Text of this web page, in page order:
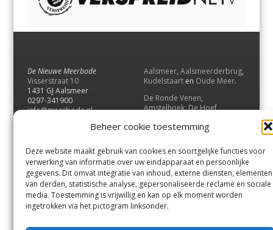
Beheer cookie toestemming
Deze website maakt gebruik van cookies en soortgelijke functies voor
verwerking van informatie over uw eindapparaat en persoonlijke
gegevens. Dit omvat integratie van inhoud, externe diensten, elementen
van derden, statistische analyse, gepersonaliseerde reclame en sociale
media. Toestemming is vrijwillig en kan op elk moment worden
ingetrokken via het pictogram linksonder.
De Nieuwe Meerbode
Visserstraat 10
1431 GJ Aalsmeer
0297-341900
info@meerbode.nl
Aalsmeer, Aalsmeerderbrug,
Kudelstaart en Oude Meer.
De Ronde Venen,
Amstelhoek,De Hoef,
Vrouwenakker,Waverveen
UithoornenDe Kwakel.
Contact
Andere uitgaven
Bezorgklacht
Vacatures